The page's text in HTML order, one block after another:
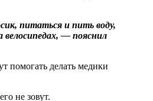
питаться и пить воду,
— пояснил
помогать делать медики
не зовут.